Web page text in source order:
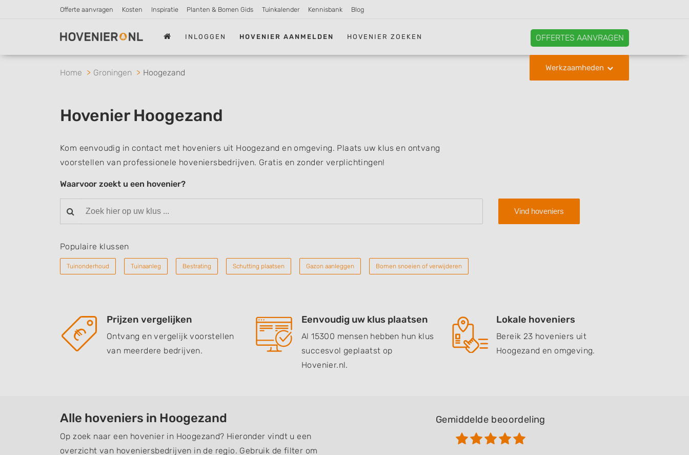
Offerte aanvragen Kosten Inspiratie Planten & Bomen Gids Tuinkalender Kennisbank Blog
INLOGGEN HOVENIER AANMELDEN HOVENIER ZOEKEN OFFERTES AANVRAGEN
Werkzaamheden
Home Groningen Hoogezand
Hovenier Hoogezand
Kom eenvoudig in contact met hoveniers uit Hoogezand en omgeving. Plaats uw klus en ontvang
voorstellen van professionele hoveniersbedrijven. Gratis en zonder verplichtingen!
Waarvoor zoekt u een hovenier?
Vind hoveniers
Populaire klussen
Tuinonderhoud Tuinaanleg Bestrating Schutting plaatsen Gazon aanleggen Bomen snoeien of verwijderen
Prijzen vergelijken
Ontvang en vergelijk voorstellen
van meerdere bedrijven.
Eenvoudig uw klus plaatsen
Al 15300 mensen hebben hun klus
succesvol geplaatst op
Hovenier.nl.
Lokale hoveniers
Bereik 23 hoveniers uit
Hoogezand en omgeving.
Alle hoveniers in Hoogezand
Op zoek naar een hovenier in Hoogezand? Hieronder vindt u een
overzicht van hoveniersbedrijven in de regio. Gebruik de filter om
Gemiddelde beoordeling